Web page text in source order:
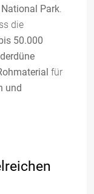
Park
die
50.000
für
und